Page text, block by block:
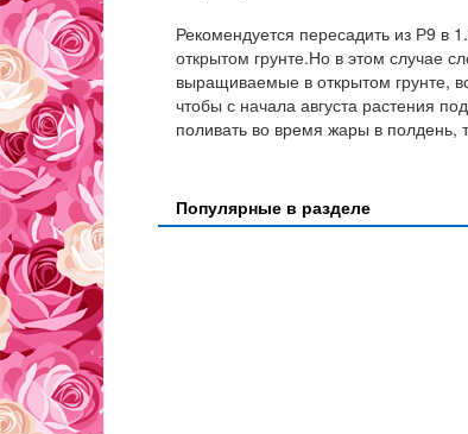
Рекомендуется пересадить из Р9 в
открытом грунте.Но в этом случае
выращиваемые в открытом грунте,
чтобы с начала августа растения
поливать во время жары в
Популярные в разделе